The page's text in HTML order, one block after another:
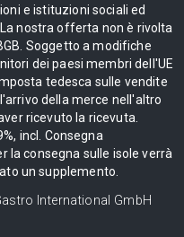
e istituzioni sociali ed
nostra offerta non è rivolta
Soggetto a modifiche
dei paesi membri dell'UE
tedesca sulle vendite
della merce nell'altro
ricevuto la ricevuta.
incl. Consegna
la consegna sulle isole verrà
un supplemento.
International GmbH